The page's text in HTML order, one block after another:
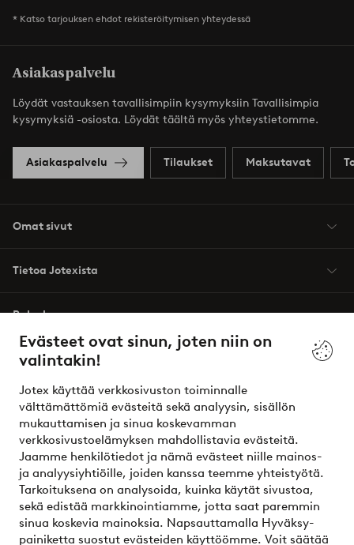
Evästeet ovat sinun, joten niin on
valintakin!
Jotex käyttää verkkosivuston toiminnalle
välttämättömiä evästeitä sekä analyysin, sisällön
mukauttamisen ja sinua koskevamman
verkkosivustoelämyksen mahdollistavia evästeitä.
Jaamme henkilötiedot ja nämä evästeet niille mainos-
ja analyysiyhtiöille, joiden kanssa teemme yhteistyötä.
Tarkoituksena on analysoida, kuinka käytät sivustoa,
sekä edistää markkinointiamme, jotta saat paremmin
sinua koskevia mainoksia. Napsauttamalla Hyväksy-
painiketta suostut evästeiden käyttöömme. Voit säätää
* Katso tarjouksen ehdot rekisteröitymisen yhteydessä
Asiakaspalvelu
Löydät vastauksen tavallisimpiin kysymyksiin Tavallisimpia
kysymyksiä -osiosta. Löydät täältä myös yhteystietomme.
Asiakaspalvelu Tilaukset Maksutavat
Omat sivut
Tietoa Jotexista
Palvelumme
Ehdot
Ystävät
Turvalliset maksut – maksa nyt tai erissä
Haluatko tietää lisää maksuvaihtoehdoistamme?
elpy